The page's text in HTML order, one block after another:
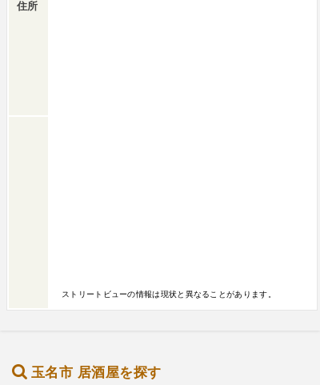
住所
ストリートビューの情報は現状と異なることがあります。
玉名市 居酒屋を探す